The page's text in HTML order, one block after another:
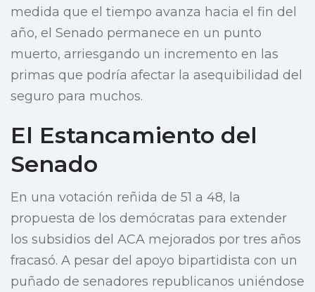
medida que el tiempo avanza hacia el fin del
año, el Senado permanece en un punto
muerto, arriesgando un incremento en las
primas que podría afectar la asequibilidad del
seguro para muchos.
El Estancamiento del
Senado
En una votación reñida de 51 a 48, la
propuesta de los demócratas para extender
los subsidios del ACA mejorados por tres años
fracasó. A pesar del apoyo bipartidista con un
puñado de senadores republicanos uniéndose